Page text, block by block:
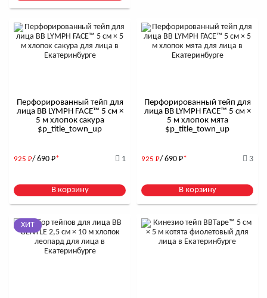
Перфорированный тейп для
лица BB LYMPH FACE™ 5 см ×
5 м хлопок сакура
$р_title_town_up
925 Р/ 690 Р* 1
В корзину
Перфорированный тейп для
лица BB LYMPH FACE™ 5 см ×
5 м хлопок мята
$р_title_town_up
925 Р/ 690 Р* 3
В корзину
ХИТ